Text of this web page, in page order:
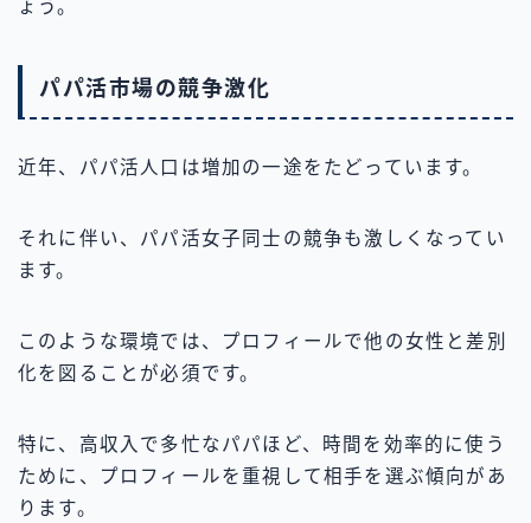
ょう。
パパ活市場の競争激化
近年、パパ活人口は増加の一途をたどっています。
それに伴い、パパ活女子同士の競争も激しくなってい
ます。
このような環境では、プロフィールで他の女性と差別
化を図ることが必須です。
特に、高収入で多忙なパパほど、時間を効率的に使う
ために、プロフィールを重視して相手を選ぶ傾向があ
ります。